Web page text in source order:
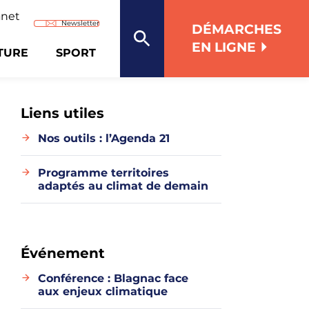
Blagnac
de Blagnac
Ville de Blagnac
Mairie de Blagnac
mairie_blagnac
sur WhatsApp, WhatsApp
Newsletter
SPORT
DÉMARCHES
EN LIGNE
Liens utiles
Nos outils : l’Agenda 21
Programme territoires
adaptés au climat de demain
Événement
Conférence : Blagnac face
aux enjeux climatique